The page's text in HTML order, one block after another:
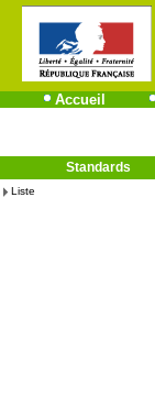
Accueil
Standards
Liste